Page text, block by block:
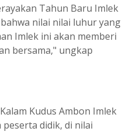
Tahun Baru Imlek
nilai nilai luhur yang
Imlek ini akan memberi
bersama," ungkap
Kudus Ambon Imlek
didik, di nilai